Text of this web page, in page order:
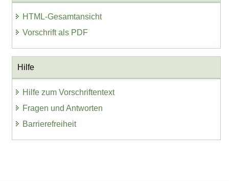
HTML-Gesamtansicht
Vorschrift als PDF
Hilfe
Hilfe zum Vorschriftentext
Fragen und Antworten
Barrierefreiheit